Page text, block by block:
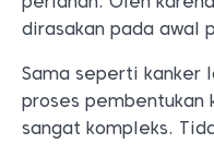
dirasakan pada awal
Sama seperti kanker
proses pembentukan
sangat kompleks.